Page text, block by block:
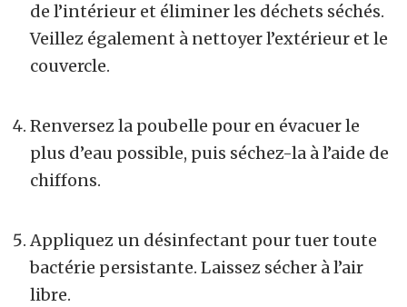
de l’intérieur et éliminer les déchets séchés.
Veillez également à nettoyer l’extérieur et le
couvercle.
Renversez la poubelle pour en évacuer le
plus d’eau possible, puis séchez-la à l’aide de
chiffons.
Appliquez un désinfectant pour tuer toute
bactérie persistante. Laissez sécher à l’air
libre.